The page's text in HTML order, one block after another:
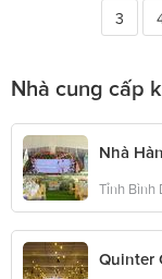
3
Nhà cung cấp
Nhà
Tỉnh Bình
Quinter